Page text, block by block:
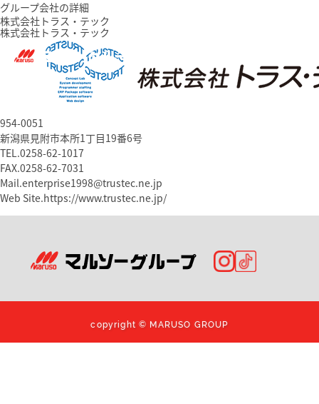
グループ会社の詳細
株式会社トラス・テック
株式会社トラス・テック
954-0051
新潟県見附市本所1丁目19番6号
TEL.0258-62-1017
FAX.0258-62-7031
Mail.enterprise1998@trustec.ne.jp
Web Site.https://www.trustec.ne.jp/
copyright © MARUSO GROUP